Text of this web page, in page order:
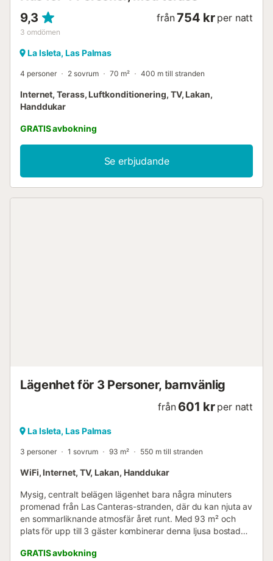
9,3
3 omdömen
från 754 kr per natt
La Isleta, Las Palmas
4 personer 2 sovrum 70 m² 400 m till stranden
Internet, Terass, Luftkonditionering, TV, Lakan,
Handdukar
GRATIS avbokning
Se erbjudande
Lägenhet för 3 Personer, barnvänlig
från 601 kr per natt
La Isleta, Las Palmas
3 personer 1 sovrum 93 m² 550 m till stranden
WiFi, Internet, TV, Lakan, Handdukar
Mysig, centralt belägen lägenhet bara några minuters
promenad från Las Canteras-stranden, där du kan njuta av
en sommarliknande atmosfär året runt. Med 93 m² och
plats för upp till 3 gäster kombinerar denna ljusa bostad
både semester och affärsresor på Gran Canaria. Det fullt
GRATIS avbokning